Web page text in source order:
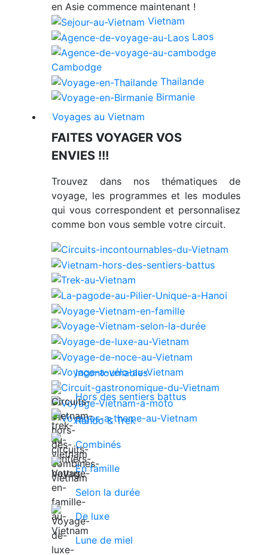
en Asie commence maintenant !
Vietnam
Laos
Cambodge
Thailande
Birmanie
Voyages au Vietnam
FAITES VOYAGER VOS
ENVIES !!!
Trouvez dans nos thématiques de
voyage, les programmes et les modules
qui vous correspondent et personnalisez
comme bon vous semble votre circuit.
Incontournables
Hors des sentiers battus
Rando & Trek
Combinés
En famille
Selon la durée
De luxe
Lune de miel